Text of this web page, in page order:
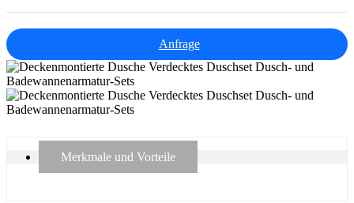
Anfrage
Merkmale und Vorteile